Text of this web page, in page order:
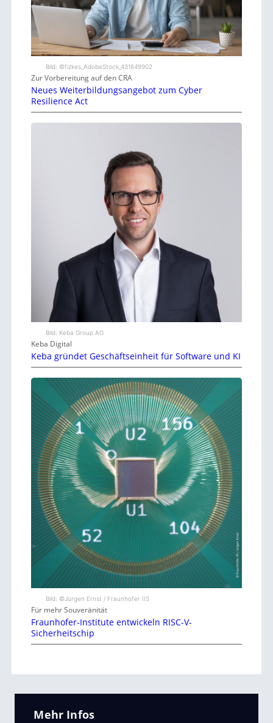
Bild: ©fizkes_AdobeStock_431649902
Zur Vorbereitung auf den CRA
Neues Weiterbildungsangebot zum Cyber
Resilience Act
Bild: Keba Group AG
Keba Digital
Keba gründet Geschäftseinheit für Software und KI
Bild: ©Jürgen Ernst / Fraunhofer IIS
Für mehr Souveränität
Fraunhofer-Institute entwickeln RISC-V-
Sicherheitschip
Mehr Infos